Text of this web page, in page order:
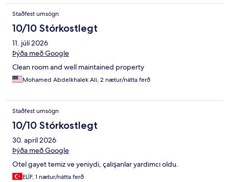
Staðfest umsögn
10/10 Stórkostlegt
11. júlí 2026
Þýða með Google
Clean room and well maintained property
Mohamed Abdelkhalek Ali, 2 nætur/nátta ferð
Staðfest umsögn
10/10 Stórkostlegt
30. apríl 2026
Þýða með Google
Otel gayet temiz ve yeniydi, çalışanlar yardımcı oldu.
ELİF, 1 nætur/nátta ferð